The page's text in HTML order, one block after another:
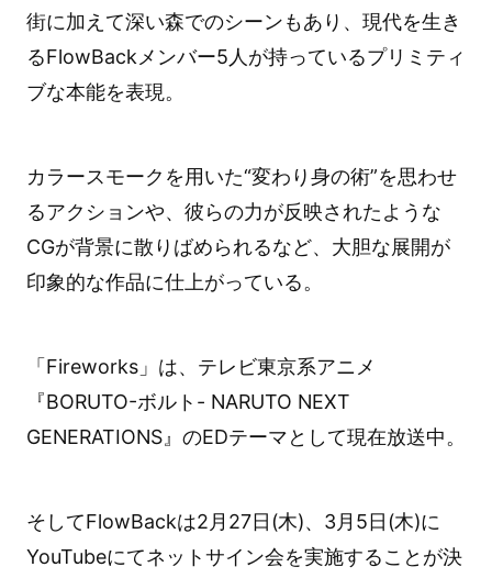
街に加えて深い森でのシーンもあり、現代を生き
るFlowBackメンバー5人が持っているプリミティ
ブな本能を表現。
カラースモークを用いた“変わり身の術”を思わせ
るアクションや、彼らの力が反映されたような
CGが背景に散りばめられるなど、大胆な展開が
印象的な作品に仕上がっている。
「Fireworks」は、テレビ東京系アニメ
『BORUTO-ボルト- NARUTO NEXT
GENERATIONS』のEDテーマとして現在放送中。
そしてFlowBackは2月27日(木)、3月5日(木)に
YouTubeにてネットサイン会を実施することが決